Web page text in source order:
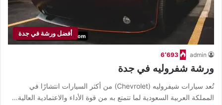
أفضل ورشة في جدة
admin 6٬693
ورشة شفروليه في جدة
تُعد سيارات شيفروليه (Chevrolet) من أكثر السيارات انتشارًا في
المملكة العربية السعودية لما تتمتع به من قوة الأداء والاعتمادية العالية…